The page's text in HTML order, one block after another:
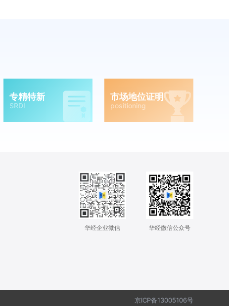
专精特新
SRDI
市场地位证明
positioning
华经企业微信 华经微信公众号
京ICP备13005106号